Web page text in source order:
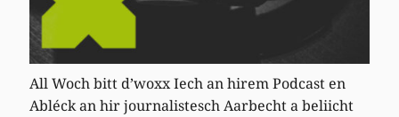
All Woch bitt d’woxx Iech an hirem Podcast en
Abléck an hir journalistesch Aarbecht a beliicht